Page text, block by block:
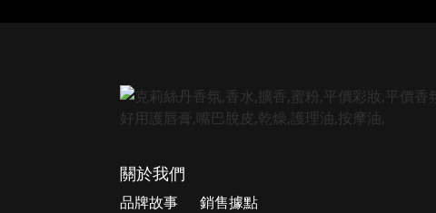
關於我們
品牌故事 銷售據點